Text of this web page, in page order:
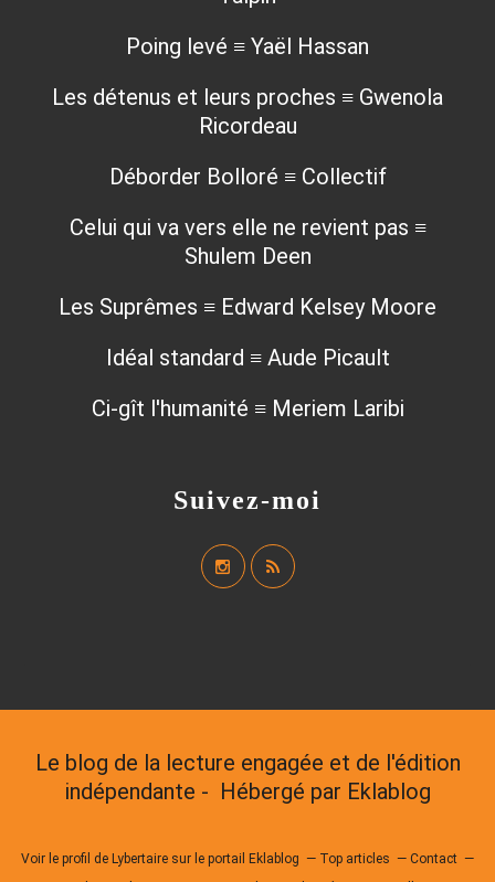
Suivez-moi
Poing levé ≡ Yaël Hassan
Les détenus et leurs proches ≡ Gwenola
Ricordeau
Déborder Bolloré ≡ Collectif
Celui qui va vers elle ne revient pas ≡
Shulem Deen
Les Suprêmes ≡ Edward Kelsey Moore
Idéal standard ≡ Aude Picault
Ci-gît l'humanité ≡ Meriem Laribi
Le blog de la lecture engagée et de l'édition
indépendante - Hébergé par Eklablog
Voir le profil de Lybertaire sur le portail Eklablog Top articles
Contact